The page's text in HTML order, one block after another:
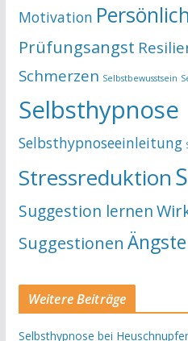
Motivation
Prüfungsangst
Schmerzen Selbstbewusstsein
Selbsthypnose
Selbsthypnoseeinleitung
Stressreduktion
Suggestion lernen
Suggestionen
Weitere Beiträge
Selbsthypnose bei